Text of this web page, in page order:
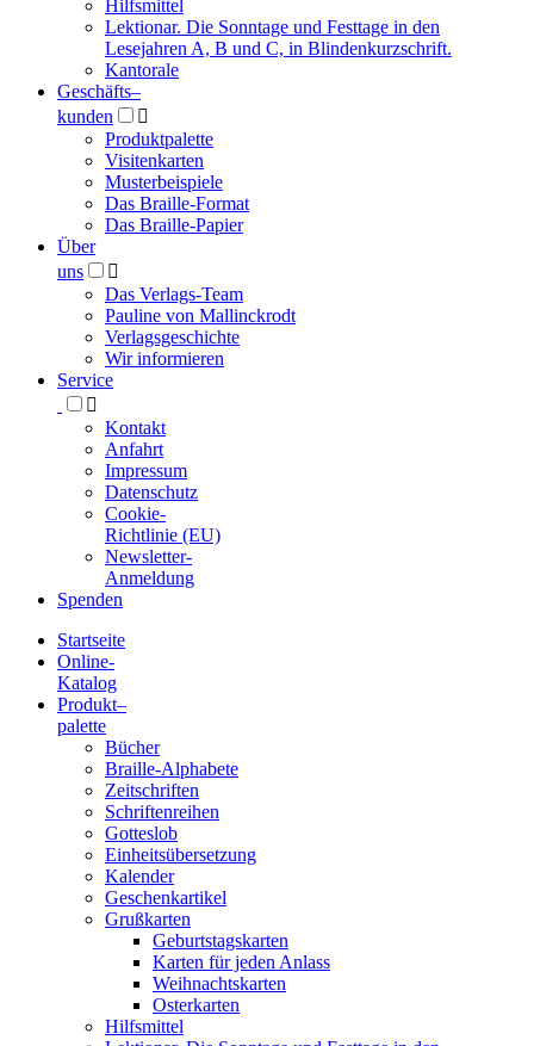
Hilfsmittel
Lektionar. Die Sonntage und Festtage in den
Lesejahren A, B und C, in Blindenkurzschrift.
Kantorale
Geschäfts­–
kunden

Produktpalette
Visitenkarten
Musterbeispiele
Das Braille-Format
Das Braille-Papier
Über
uns

Das Verlags-Team
Pauline von Mallinckrodt
Verlagsgeschichte
Wir informieren
Service

Kontakt
Anfahrt
Impressum
Datenschutz
Cookie-
Richtlinie (EU)
Newsletter-
Anmeldung
Spenden
Blindenschrift-
Verlag
Druckerei
gGmbH
Startseite
Online-
Katalog
Produkt–
palette
Bücher
Braille-Alphabete
Zeitschriften
Schriftenreihen
Gotteslob
Einheitsübersetzung
Kalender
Geschenkartikel
Grußkarten
Geburtstagskarten
Karten für jeden Anlass
Weihnachtskarten
Osterkarten
Hilfsmittel